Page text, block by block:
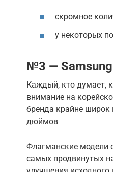
скромное
у некоторых
№3 — Samsung
Каждый, кто думает,
внимание на
бренда крайне широк
дюймов
Флагманские модели
самых продвинутых